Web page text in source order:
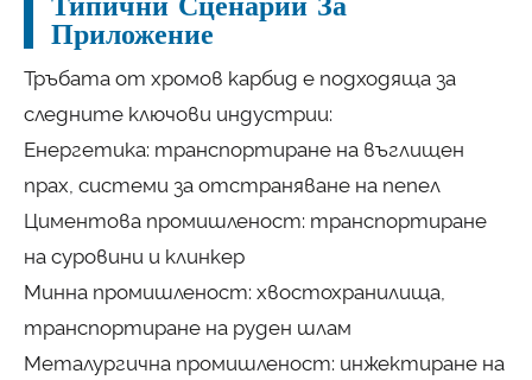
Приложение
Тръбата от хромов карбид е подходяща за
следните ключови индустрии:
Енергетика: транспортиране на въглищен
прах, системи за отстраняване на пепел
Циментова промишленост: транспортиране
на суровини и клинкер
Минна промишленост: хвостохранилища,
транспортиране на руден шлам
Металургична промишленост: инжектиране на